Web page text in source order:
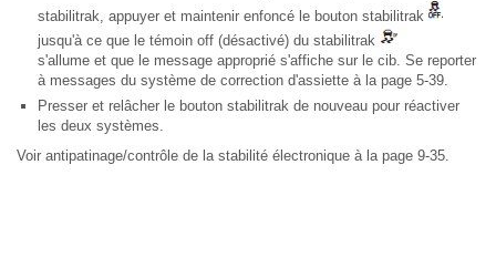
stabilitrak, appuyer et maintenir enfoncé le bouton stabilitrak
jusqu'à ce que le témoin off (désactivé) du stabilitrak
s'allume et que le message approprié s'affiche sur le cib. Se reporter
à messages du système de correction d'assiette à la page 5-39.
Presser et relâcher le bouton stabilitrak de nouveau pour réactiver
les deux systèmes.
Voir antipatinage/contrôle de la stabilité électronique à la page 9-35.